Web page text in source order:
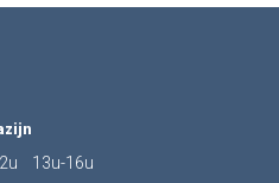
13u-16u